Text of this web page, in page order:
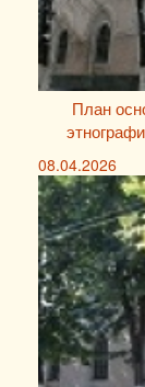
План
08.04.2026